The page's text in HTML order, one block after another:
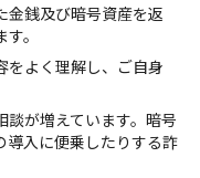
金銭及び暗号資産を返
。
をよく理解し、ご自身
が増えています。暗号
導入に便乗したりする詐